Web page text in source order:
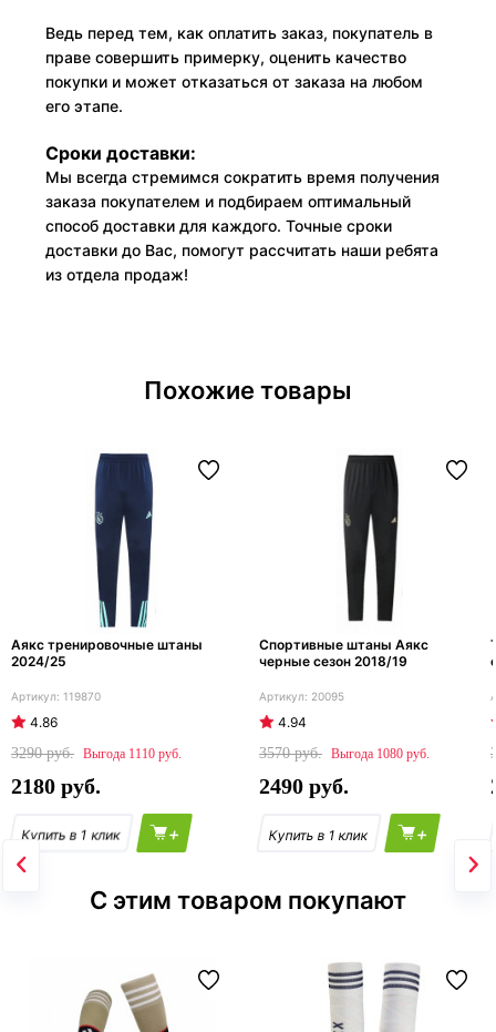
Ведь перед тем, как оплатить заказ, покупатель в
праве совершить примерку, оценить качество
покупки и может отказаться от заказа на любом
его этапе.
Сроки доставки:
Мы всегда стремимся сократить время получения
заказа покупателем и подбираем оптимальный
способ доставки для каждого. Точные сроки
доставки до Вас, помогут рассчитать наши ребята
из отдела продаж!
Похожие товары
Аякс тренировочные штаны
2024/25
119870
4.86
3290
1110
2180
+
Спортивные штаны Аякс
черные сезон 2018/19
20095
4.94
3570
1080
2490
+
С этим товаром покупают